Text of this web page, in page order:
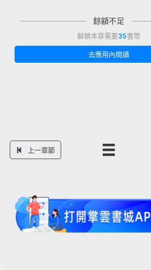
餘額不足
解鎖本章需要35書幣
去應用內閱讀
上一章節